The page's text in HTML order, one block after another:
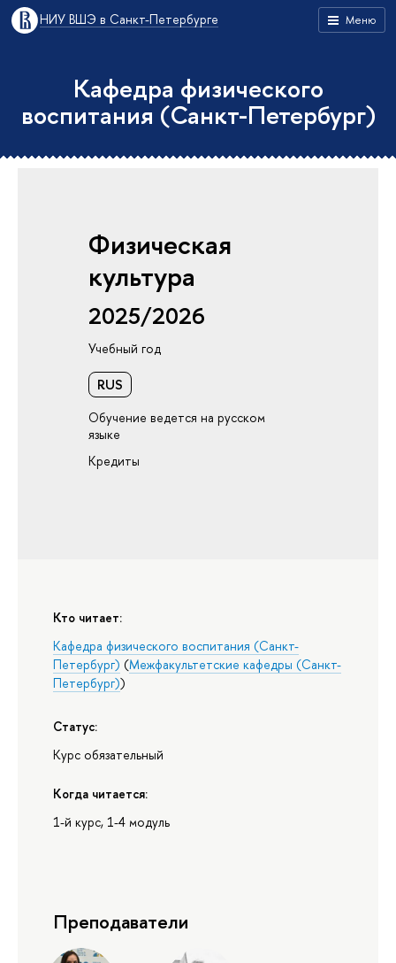
Меню
НИУ ВШЭ в Санкт-Петербурге
Кафедра физического
воспитания (Санкт-Петербург)
Физическая
культура
2025/2026
Учебный год
RUS
Обучение ведется на русском
языке
Кредиты
Кто читает:
Кафедра физического воспитания (Санкт-
Петербург) (Межфакультетские кафедры (Санкт-
Петербург))
Статус:
Курс обязательный
Когда читается:
1-й курс, 1-4 модуль
Преподаватели